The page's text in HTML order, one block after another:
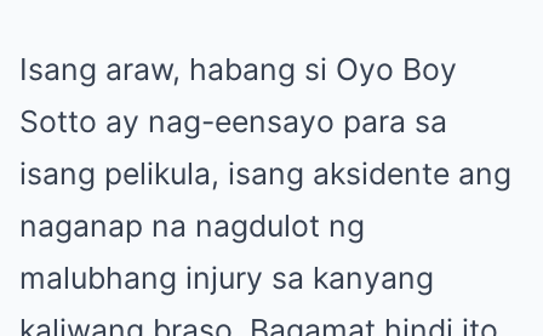
Isang araw, habang si Oyo Boy
Sotto ay nag-eensayo para sa
isang pelikula, isang aksidente ang
naganap na nagdulot ng
malubhang injury sa kanyang